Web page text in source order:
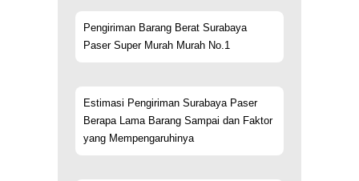
Pengiriman Barang Berat Surabaya
Paser Super Murah Murah No.1
Estimasi Pengiriman Surabaya Paser
Berapa Lama Barang Sampai dan Faktor
yang Mempengaruhinya